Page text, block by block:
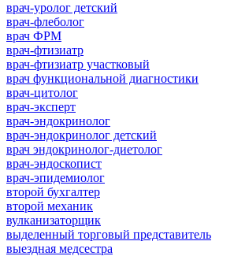
врач-уролог детский
врач-флеболог
врач ФРМ
врач-фтизиатр
врач-фтизиатр участковый
врач функциональной диагностики
врач-цитолог
врач-эксперт
врач-эндокринолог
врач-эндокринолог детский
врач эндокринолог-диетолог
врач-эндоскопист
врач-эпидемиолог
второй бухгалтер
второй механик
вулканизаторщик
выделенный торговый представитель
выездная медсестра